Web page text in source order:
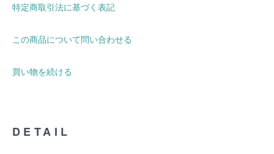
特定商取引法に基づく表記
この商品について問い合わせる
買い物を続ける
DETAIL